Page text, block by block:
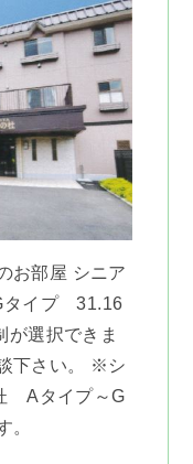
お部屋 シニア
イプ 31.16
選択できま
下さい。 ※シ
Aタイプ～G
。